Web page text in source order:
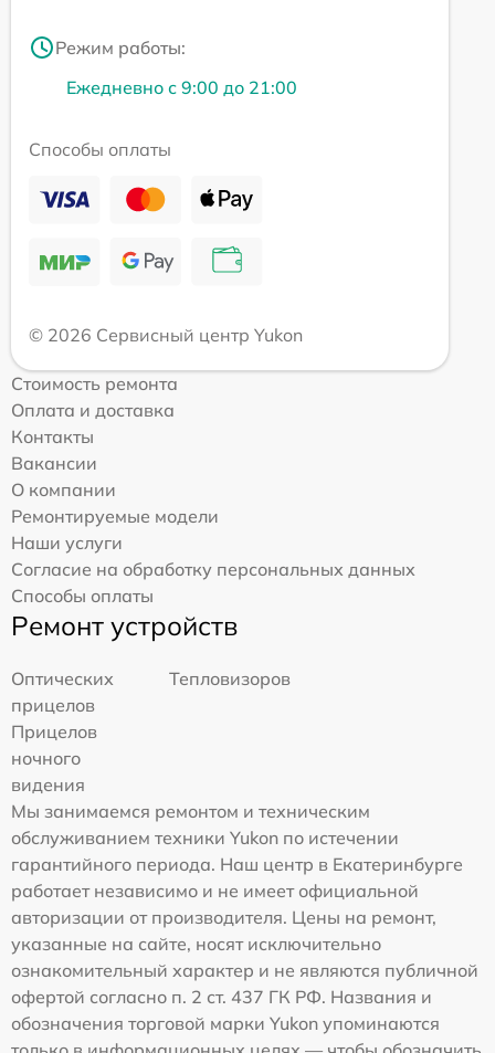
Режим работы:
Ежедневно с 9:00 до 21:00
Способы оплаты
© 2026 Сервисный центр Yukon
Стоимость ремонта
Оплата и доставка
Контакты
Вакансии
О компании
Ремонтируемые модели
Наши услуги
Согласие на обработку персональных данных
Способы оплаты
Ремонт устройств
Оптических
прицелов
Тепловизоров
Прицелов
ночного
видения
Мы занимаемся ремонтом и техническим
обслуживанием техники Yukon по истечении
гарантийного периода. Наш центр в Екатеринбурге
работает независимо и не имеет официальной
авторизации от производителя. Цены на ремонт,
указанные на сайте, носят исключительно
ознакомительный характер и не являются публичной
офертой согласно п. 2 ст. 437 ГК РФ. Названия и
обозначения торговой марки Yukon упоминаются